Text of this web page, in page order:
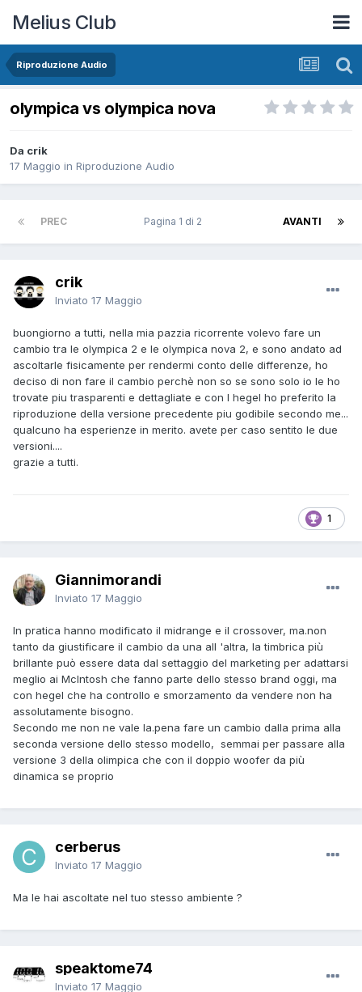
Melius Club
Riproduzione Audio
olympica vs olympica nova
Da crik
17 Maggio in Riproduzione Audio
PREC AVANTI
Pagina 1 di 2
crik
Inviato 17 Maggio
buongiorno a tutti, nella mia pazzia ricorrente volevo fare un
cambio tra le olympica 2 e le olympica nova 2, e sono andato ad
ascoltarle fisicamente per rendermi conto delle differenze, ho
deciso di non fare il cambio perchè non so se sono solo io le ho
trovate piu trasparenti e dettagliate e con l hegel ho preferito la
riproduzione della versione precedente piu godibile secondo me...
qualcuno ha esperienze in merito. avete per caso sentito le due
versioni....
grazie a tutti.
1
Giannimorandi
Inviato 17 Maggio
In pratica hanno modificato il midrange e il crossover, ma.non
tanto da giustificare il cambio da una all 'altra, la timbrica più
brillante può essere data dal settaggio del marketing per adattarsi
meglio ai McIntosh che fanno parte dello stesso brand oggi, ma
con hegel che ha controllo e smorzamento da vendere non ha
assolutamente bisogno.
Secondo me non ne vale la.pena fare un cambio dalla prima alla
seconda versione dello stesso modello, semmai per passare alla
versione 3 della olimpica che con il doppio woofer da più
dinamica se proprio
cerberus
Inviato 17 Maggio
Ma le hai ascoltate nel tuo stesso ambiente ?
speaktome74
Inviato 17 Maggio